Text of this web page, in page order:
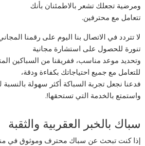
ومرضية تجعلك تشعر بالاطمئنان بأنك
تتعامل مع محترفين.
لا تتردد في الاتصال بنا اليوم على رقمنا
تنورة للحصول على استشارة مجانية
وتحديد موعد مناسب، ففريقنا من السباكين
للتعامل مع جميع احتياجاتك بكفاءة ودقة،
فدعنا نجعل تجربة السباكة أكثر سهولة بالنسبة
واستمتع بالخدمة التي تستحقها!.
سباك بالخبر العقربية والثقبة
إذا كنت تبحث عن سباك محترف وموثوق في